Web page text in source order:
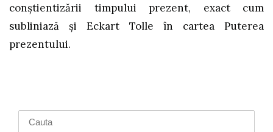
conştientizării timpului prezent, exact cum
subliniază şi Eckart Tolle în cartea Puterea
prezentului.
for: